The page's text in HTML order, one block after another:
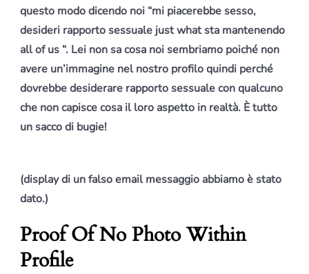
questo modo dicendo noi “mi piacerebbe sesso,
desideri rapporto sessuale just what sta mantenendo
all of us “. Lei non sa cosa noi sembriamo poiché non
avere un’immagine nel nostro profilo quindi perché
dovrebbe desiderare rapporto sessuale con qualcuno
che non capisce cosa il loro aspetto in realtà. È tutto
un sacco di bugie!
(display di un falso email messaggio abbiamo è stato
dato.)
Proof Of No Photo Within
Profile